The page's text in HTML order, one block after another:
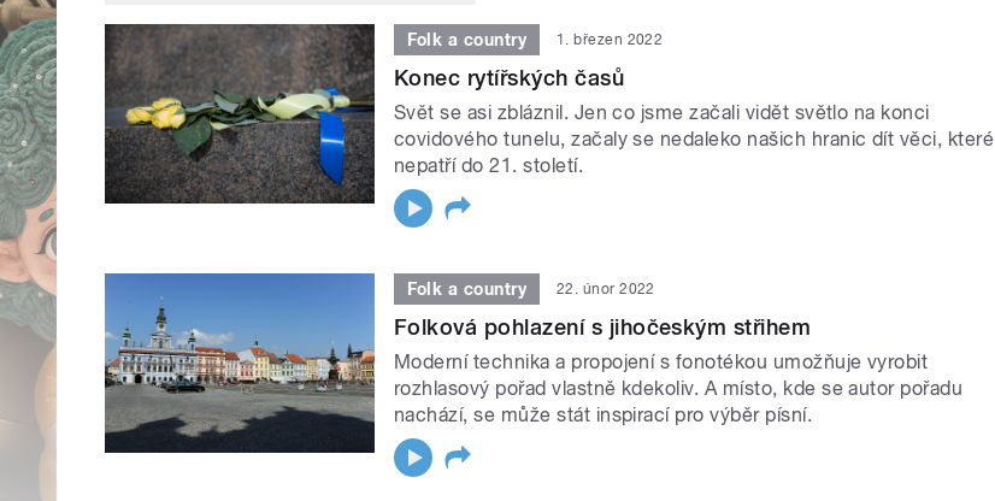
Folk a country 1. březen 2022
Konec rytířských časů
Svět se asi zbláznil. Jen co jsme začali vidět světlo na konci
covidového tunelu, začaly se nedaleko našich hranic dít věci, které
nepatří do 21. století.
Folk a country 22. únor 2022
Folková pohlazení s jihočeským střihem
Moderní technika a propojení s fonotékou umožňuje vyrobit
rozhlasový pořad vlastně kdekoliv. A místo, kde se autor pořadu
nachází, se může stát inspirací pro výběr písní.